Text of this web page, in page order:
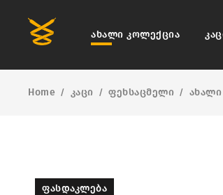
ახალი კოლექცია
Home / კაცი / ფეხსაცმელი / ახალი
ᲤᲐᲡᲓᲐᲙᲚᲔᲑᲐ